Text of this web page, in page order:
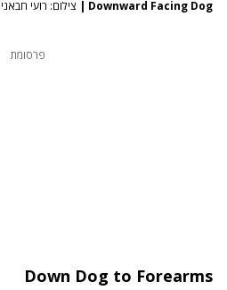
Downward Facing Dog
| צילום: רועי חבאני, mako
פרסומת
Down Dog to Forearms